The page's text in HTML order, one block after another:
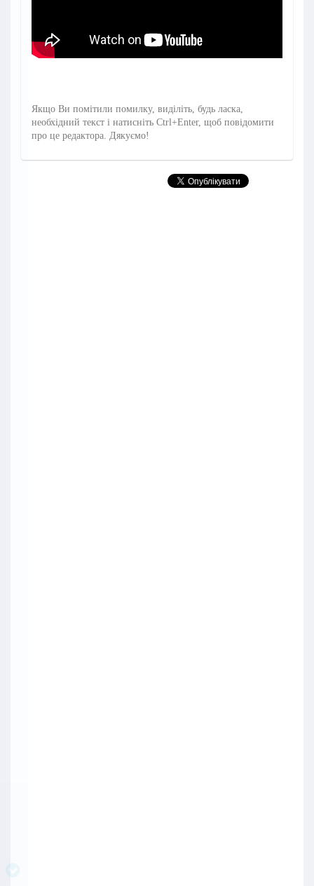
Якщо Ви помітили помилку, виділіть, будь ласка,
необхідний текст і натисніть Ctrl+Enter, щоб повідомити
про це редактора. Дякуємо!